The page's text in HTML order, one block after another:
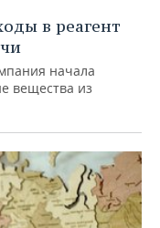
в реагент
начала
вещества из